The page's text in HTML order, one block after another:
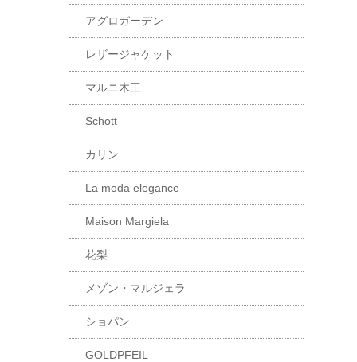
アグロガーデン
レザージャケット
マルニ木工
Schott
カリン
La moda elegance
Maison Margiela
花梨
メゾン・マルジェラ
ショパン
GOLDPFEIL